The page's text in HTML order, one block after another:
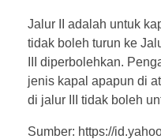
Jalur II adalah untuk
tidak boleh turun ke
III diperbolehkan.
jenis kapal apapun di
di jalur III tidak boleh
Sumber: https://